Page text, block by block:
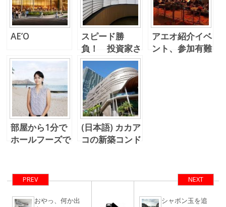
AE’O
スピード勝
負！ 投資家さ
ん用のアエオ、
販売まもなくで
す！
アエオ紹介イベ
ント、参加有難
部屋から1分で
ホールフーズで
す。
(日本語) カカア
コの新築コンド
PREV
おやっ、何か出
NEXT
シャボン玉を追